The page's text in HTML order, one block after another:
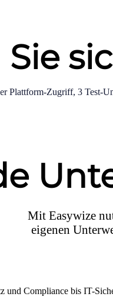
Plattform-Zugriff, 3 Test-
Mit Easywize
eigenen
und Compliance bis IT-